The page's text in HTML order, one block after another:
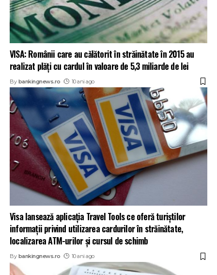
VISA: Românii care au călătorit în străinătate în 2015 au
realizat plăți cu cardul în valoare de 5,3 miliarde de lei
By bankingnews.ro 10 ani ago
Visa lansează aplicaţia Travel Tools ce oferă turiştilor
informații privind utilizarea cardurilor în străinătate,
localizarea ATM-urilor şi cursul de schimb
By bankingnews.ro 10 ani ago